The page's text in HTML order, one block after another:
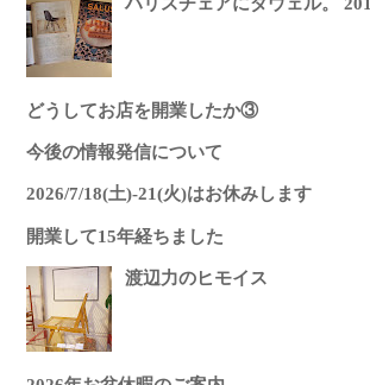
どうしてお店を開業したか③
今後の情報発信について
2026/7/18(土)-21(火)はお休みします
開業して15年経ちました
渡辺力のヒモイス